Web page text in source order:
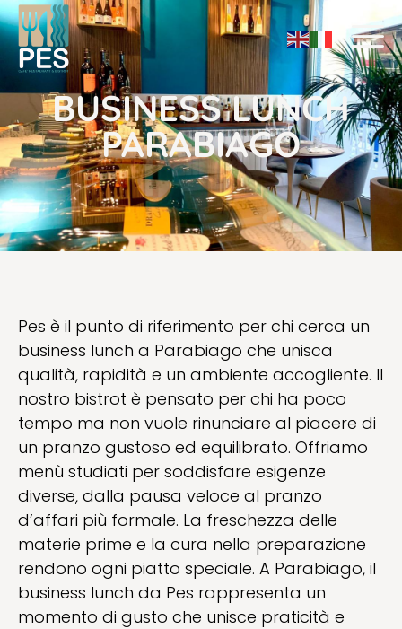
BUSINESS LUNCH
PARABIAGO
Pes è il punto di riferimento per chi cerca un
business lunch a Parabiago che unisca
qualità, rapidità e un ambiente accogliente. Il
nostro bistrot è pensato per chi ha poco
tempo ma non vuole rinunciare al piacere di
un pranzo gustoso ed equilibrato. Offriamo
menù studiati per soddisfare esigenze
diverse, dalla pausa veloce al pranzo
d’affari più formale. La freschezza delle
materie prime e la cura nella preparazione
rendono ogni piatto speciale. A Parabiago, il
business lunch da Pes rappresenta un
momento di gusto che unisce praticità e